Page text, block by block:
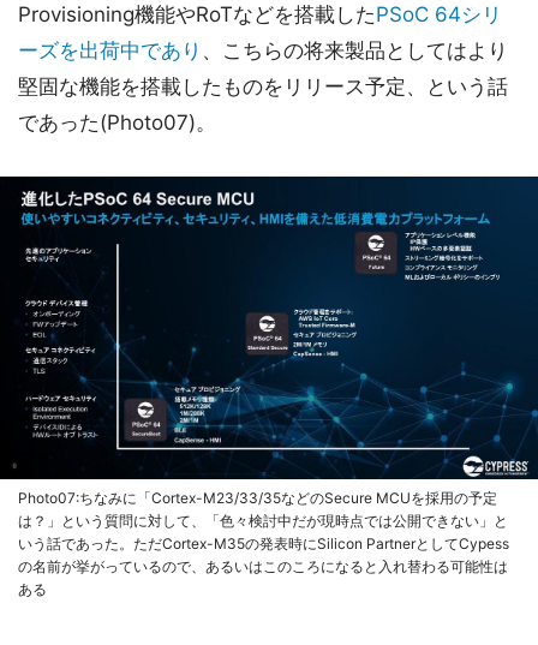
Provisioning機能やRoTなどを搭載したPSoC 64シリ
ーズを出荷中であり 、こちらの将来製品としてはより
堅固な機能を搭載したものをリリース予定、という話
であった(Photo07)。
Photo07:ちなみに「Cortex-M23/33/35などのSecure MCUを採用の予定
は？」という質問に対して、「色々検討中だが現時点では公開できない」と
いう話であった。ただCortex-M35の発表時にSilicon PartnerとしてCypess
の名前が挙がっているので、あるいはこのころになると入れ替わる可能性は
ある